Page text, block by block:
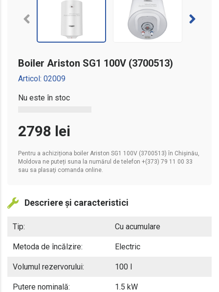
Boiler Ariston SG1 100V (3700513)
Articol: 02009
Nu este în stoc
2798 lei
Pentru a achiziționa boiler Ariston SG1 100V (3700513) în Chișinău,
Moldova ne puteți suna la numărul de telefon +(373) 79 11 00 33
sau sa plasaţi comanda online.
Descriere și caracteristici
Tip: Cu acumulare
Metoda de încălzire: Electric
Volumul rezervorului: 100 l
Putere nominală: 1.5 kW
Telefon
Renunţă
Telefon sau Email
Renunţă